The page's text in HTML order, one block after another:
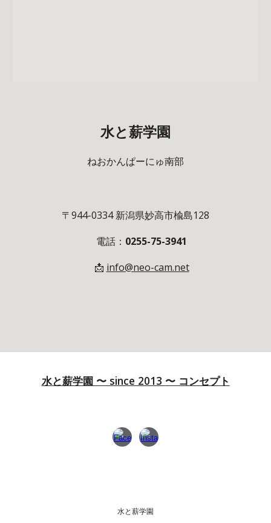
水と薪学園
ねおかんぱーにゅ南部
〒944-0334 新潟県妙高市楡島128
電話： 0255-75-3941
📩 info@neo-cam.net
水と薪学園 〜 since 2013 〜 コンセプト
水と薪学園